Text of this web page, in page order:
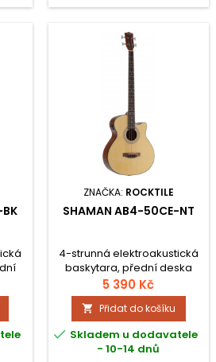
ZNAČKA: ROCKTILE
SHAMAN AB4-50CE-NT
4-strunná elektroakustická
baskytara, přední deska
smrk, záda a luby
mahagon, krk mahagon,
hmatník palisandr, menzura
864 mm, nultý pražec 45
mm, elektronika s 2-
pásmovým EQ a ladičkou.
5 390 Kč
 Přidat do košíku
 Skladem u dodavatele
- 10-14 dnů